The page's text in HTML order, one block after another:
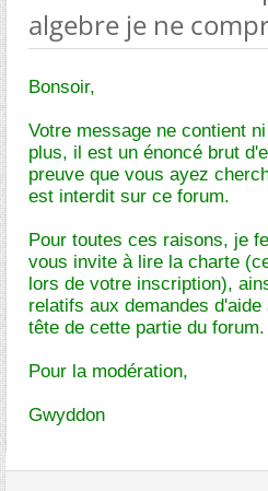
algebre je ne
Bonsoir,
Votre message ne contient
plus, il est un énoncé brut
preuve que vous ayez
est interdit sur ce forum.
Pour toutes ces raisons, je
vous invite à lire la charte
lors de votre inscription),
relatifs aux demandes
tête de cette partie du forum.
Pour la modération,
Gwyddon